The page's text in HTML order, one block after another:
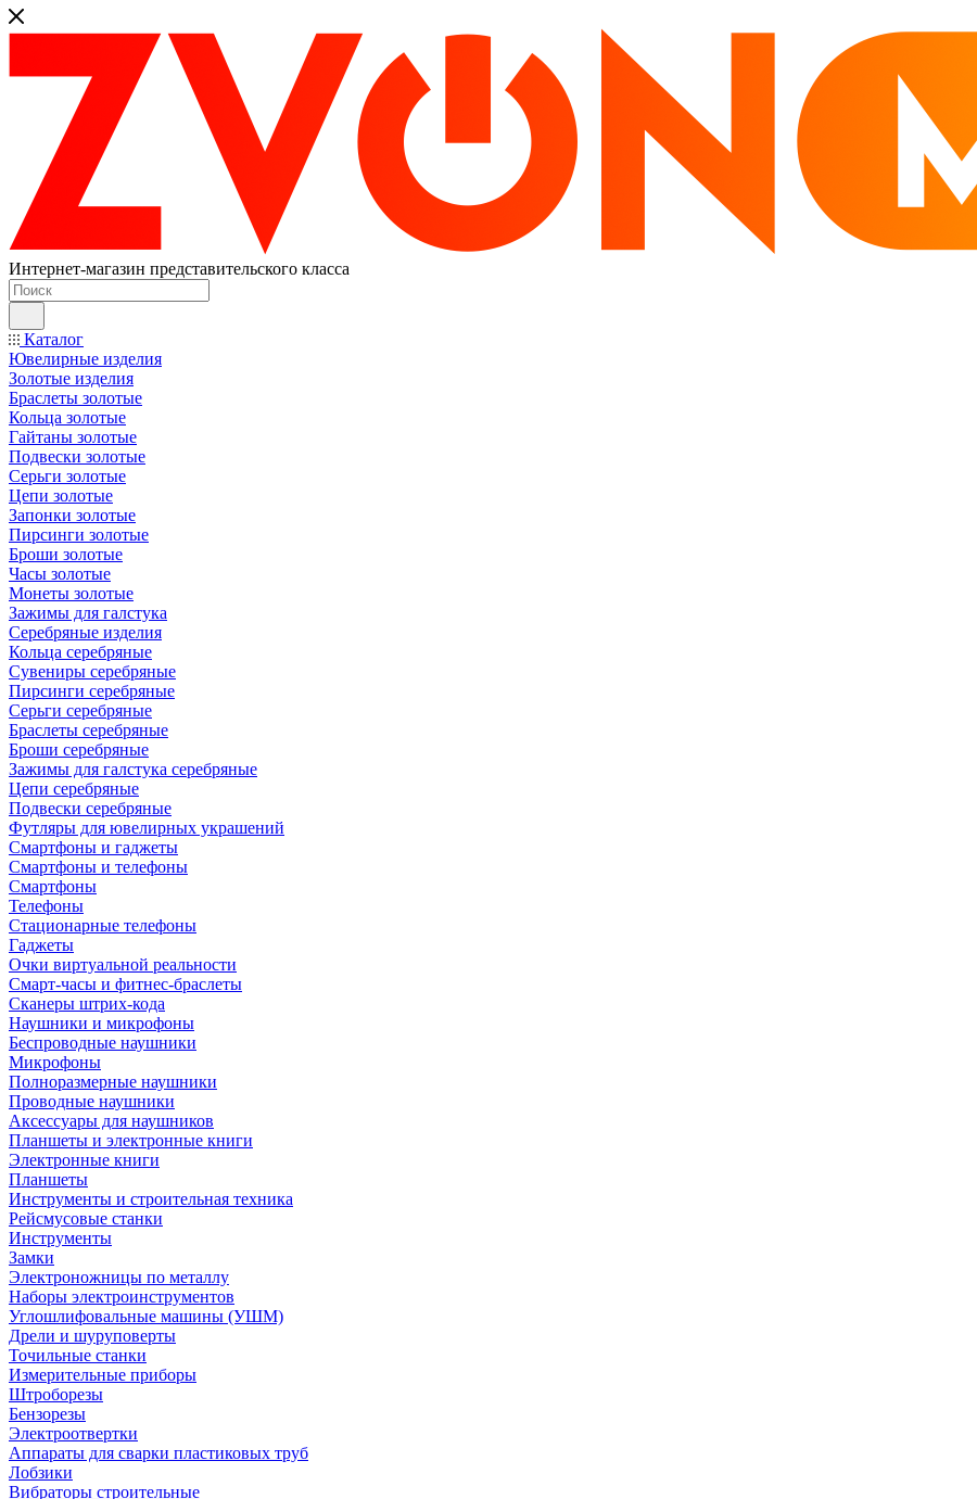
Интернет-магазин представительского класса
Каталог
Ювелирные изделия
Золотые изделия
Браслеты золотые
Кольца золотые
Гайтаны золотые
Подвески золотые
Серьги золотые
Цепи золотые
Запонки золотые
Пирсинги золотые
Броши золотые
Часы золотые
Монеты золотые
Зажимы для галстука
Серебряные изделия
Кольца серебряные
Сувениры серебряные
Пирсинги серебряные
Серьги серебряные
Браслеты серебряные
Броши серебряные
Зажимы для галстука серебряные
Цепи серебряные
Подвески серебряные
Футляры для ювелирных украшений
Смартфоны и гаджеты
Смартфоны и телефоны
Смартфоны
Телефоны
Стационарные телефоны
Гаджеты
Очки виртуальной реальности
Смарт-часы и фитнес-браслеты
Сканеры штрих-кода
Наушники и микрофоны
Беспроводные наушники
Микрофоны
Полноразмерные наушники
Проводные наушники
Аксессуары для наушников
Планшеты и электронные книги
Электронные книги
Планшеты
Инструменты и строительная техника
Рейсмусовые станки
Инструменты
Замки
Электроножницы по металлу
Наборы электроинструментов
Углошлифовальные машины (УШМ)
Дрели и шуруповерты
Точильные станки
Измерительные приборы
Штроборезы
Бензорезы
Электроотвертки
Аппараты для сварки пластиковых труб
Лобзики
Вибраторы строительные